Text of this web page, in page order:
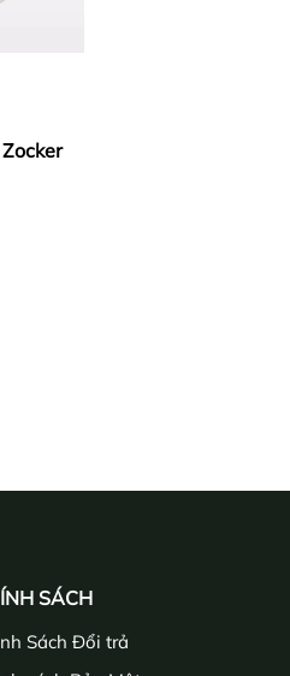
SÁCH
Sách Đổi trả